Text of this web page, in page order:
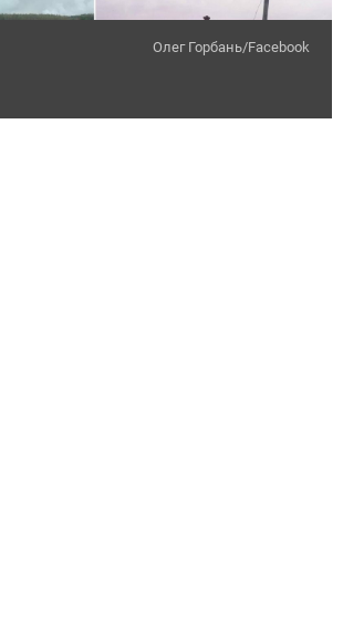
Олег Горбань/Facebook